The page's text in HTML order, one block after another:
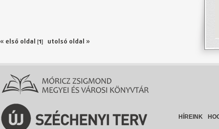
« első oldal [1] utolsó oldal »
HÍREINK